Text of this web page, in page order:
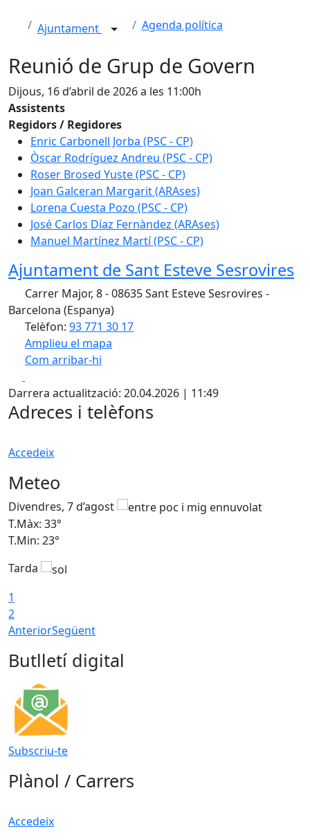
Ajuntament Agenda política
Reunió de Grup de Govern
Dijous, 16 d’abril de 2026 a les 11:00h
Assistents
Regidors / Regidores
Enric Carbonell Jorba (PSC - CP)
Òscar Rodríguez Andreu (PSC - CP)
Roser Brosed Yuste (PSC - CP)
Joan Galceran Margarit (ARAses)
Lorena Cuesta Pozo (PSC - CP)
José Carlos Díaz Fernàndez (ARAses)
Manuel Martínez Martí (PSC - CP)
Ajuntament de Sant Esteve Sesrovires
Carrer Major, 8 - 08635 Sant Esteve Sesrovires -
Barcelona (Espanya)
Telèfon: 93 771 30 17
Amplieu el mapa
Com arribar-hi
+
−
Darrera actualització: 20.04.2026 | 11:49
Adreces i telèfons
Accedeix
Meteo
Divendres, 7 d’agost
T.Màx: 33°
T.Min: 23°
Tarda
1
2
AnteriorSegüent
Butlletí digital
Subscriu-te
Plànol / Carrers
Accedeix